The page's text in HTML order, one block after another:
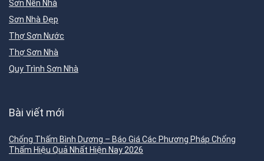
Sơn Nền Nhà
Sơn Nhà Đẹp
Thợ Sơn Nước
Thợ Sơn Nhà
Quy Trình Sơn Nhà
Bài viết mới
Chống Thấm Bình Dương – Báo Giá Các Phương Pháp Chống
Thấm Hiệu Quả Nhất Hiện Nay 2026